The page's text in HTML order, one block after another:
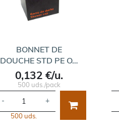
BONNET DE
DOUCHE STD PE O…
0,132 €/u.
500 uds./pack
- +
500 uds.